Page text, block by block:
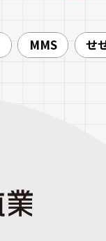
MMS せ